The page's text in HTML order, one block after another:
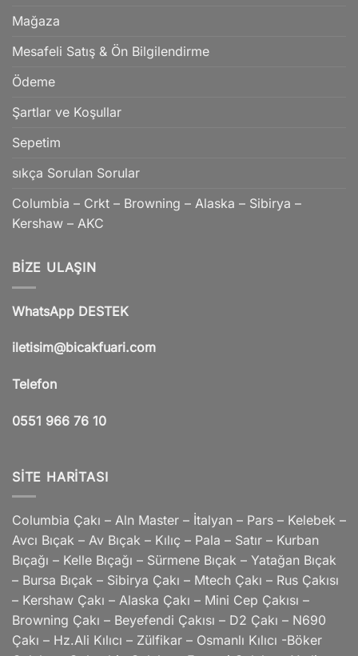
Mağaza
Mesafeli Satış & Ön Bilgilendirme
Ödeme
Şartlar ve Koşullar
Sepetim
sıkça Sorulan Sorular
Columbia – Crkt – Browning – Alaska – Sibirya –
Kershaw – AKC
BIZE ULAŞIN
WhatsApp DESTEK
iletisim@bicakfuari.com
Telefon
0551 966 76 10
SITE HARITASI
Columbia Çakı – Aln Master – İtalyan – Pars – Kelebek –
Avcı Bıçak – Av Bıçak – Kılıç – Pala – Satır – Kurban
Bıçağı – Kelle Bıçağı – Sürmene Bıçak – Yatağan Bıçak
– Bursa Bıçak – Sibirya Çakı – Mtech Çakı – Rus Çakısı
– Kershaw Çakı – Alaska Çakı – Mini Cep Çakısı –
Browning Çakı – Beyefendi Çakısı – D2 Çakı – N690
Çakı – Hz.Ali Kılıcı – Zülfikar – Osmanlı Kılıcı -Böker